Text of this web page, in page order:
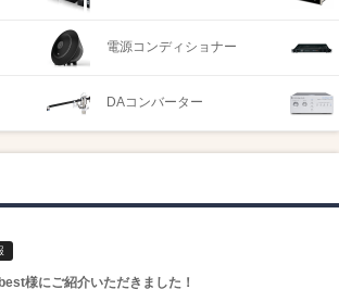
電源コンディショナー
DAコンバーター
様にご紹介いただきました！